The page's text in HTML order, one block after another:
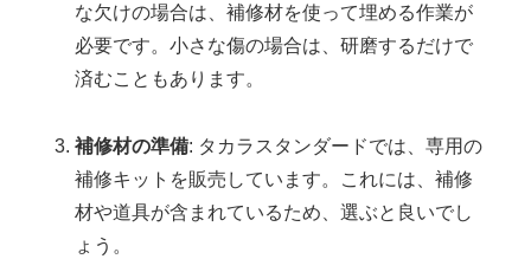
な欠けの場合は、補修材を使って埋める作業が
必要です。小さな傷の場合は、研磨するだけで
済むこともあります。
補修材の準備: タカラスタンダードでは、専用の
補修キットを販売しています。これには、補修
材や道具が含まれているため、選ぶと良いでし
ょう。